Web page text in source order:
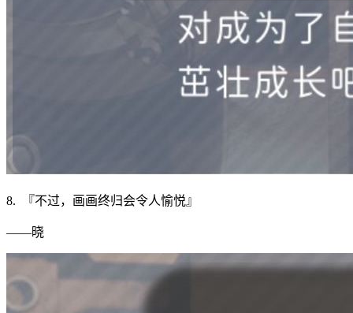
8. 『不过，画画终归会令人愉悦』
——晓